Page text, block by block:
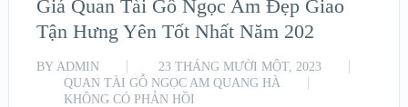
Giá Quan Tài Gỗ Ngọc Am Đẹp Giao
Tận Hưng Yên Tốt Nhất Năm 202
BY ADMIN
23 THÁNG MƯỜI MỘT, 2023
QUAN TÀI GỖ NGỌC AM QUANG HÀ
KHÔNG CÓ PHẢN HỒI